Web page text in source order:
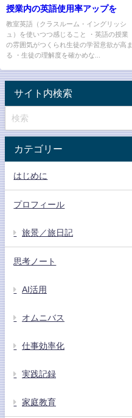
授業内の英語使用率アップを
教室英語（クラスルーム・イングリッシ
ュ）を使いつつ感じること ・英語の授業
の雰囲気がつくられ生徒の学習意欲が高ま
る ・生徒の理解度を確かめな...
サイト内検索
カテゴリー
はじめに
プロフィール
旅景／旅日記
思考ノート
AI活用
オムニバス
仕事効率化
実践記録
家庭教育